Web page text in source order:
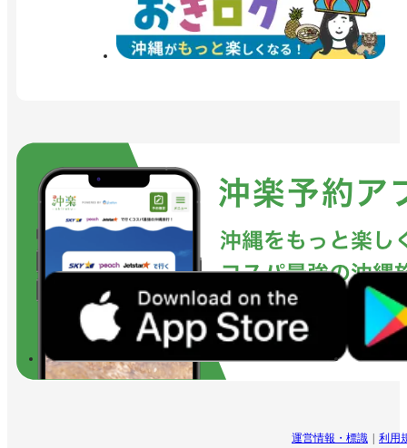
運営情報・標識 利用